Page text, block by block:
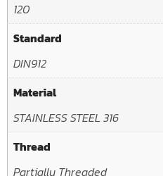
120
Standard
DIN912
Material
STAINLESS STEEL 316
Thread
Partially Threaded